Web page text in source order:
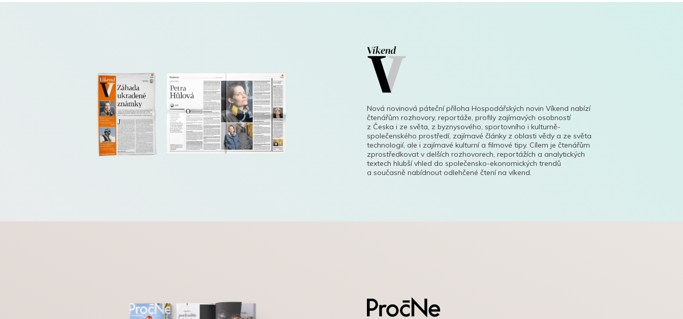
Nová novinová páteční příloha Hospodářských novin Víkend nabízí
čtenářům rozhovory, reportáže, profily zajímavých osobností
z Česka i ze světa, z byznysového, sportovního i kulturně-
společenského prostředí, zajímavé články z oblasti vědy a ze světa
technologií, ale i zajímavé kulturní a filmové tipy. Cílem je čtenářům
zprostředkovat v delších rozhovorech, reportážích a analytických
textech hlubší vhled do společensko-ekonomických trendů
a současně nabídnout odlehčené čtení na víkend.